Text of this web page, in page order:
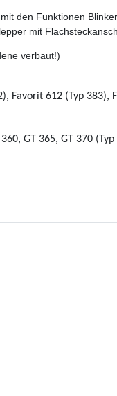
den Funktionen
mit
verbaut!)
Favorit 612 (Typ 383),
GT 365, GT 370